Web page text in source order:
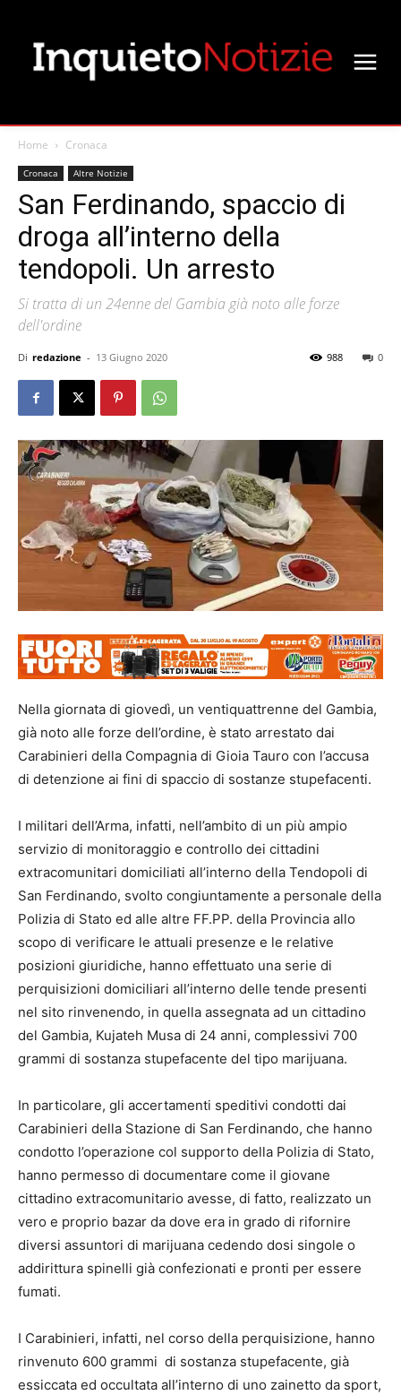
Home Cronaca
Cronaca Altre Notizie
San Ferdinando, spaccio di
droga all’interno della
tendopoli. Un arresto
Si tratta di un 24enne del Gambia già noto alle forze
dell'ordine
Di redazione - 13 Giugno 2020 0
988
Nella giornata di giovedì, un ventiquattrenne del Gambia,
già noto alle forze dell’ordine, è stato arrestato dai
Carabinieri della Compagnia di Gioia Tauro con l’accusa
di detenzione ai fini di spaccio di sostanze stupefacenti.
I militari dell’Arma, infatti, nell’ambito di un più ampio
servizio di monitoraggio e controllo dei cittadini
extracomunitari domiciliati all’interno della Tendopoli di
San Ferdinando, svolto congiuntamente a personale della
Polizia di Stato ed alle altre FF.PP. della Provincia allo
scopo di verificare le attuali presenze e le relative
posizioni giuridiche, hanno effettuato una serie di
perquisizioni domiciliari all’interno delle tende presenti
nel sito rinvenendo, in quella assegnata ad un cittadino
del Gambia, Kujateh Musa di 24 anni, complessivi 700
grammi di sostanza stupefacente del tipo marijuana.
In particolare, gli accertamenti speditivi condotti dai
Carabinieri della Stazione di San Ferdinando, che hanno
condotto l’operazione col supporto della Polizia di Stato,
hanno permesso di documentare come il giovane
cittadino extracomunitario avesse, di fatto, realizzato un
vero e proprio bazar da dove era in grado di rifornire
diversi assuntori di marijuana cedendo dosi singole o
addirittura spinelli già confezionati e pronti per essere
fumati.
I Carabinieri, infatti, nel corso della perquisizione, hanno
rinvenuto 600 grammi di sostanza stupefacente, già
essiccata ed occultata all’interno di uno zainetto da sport,